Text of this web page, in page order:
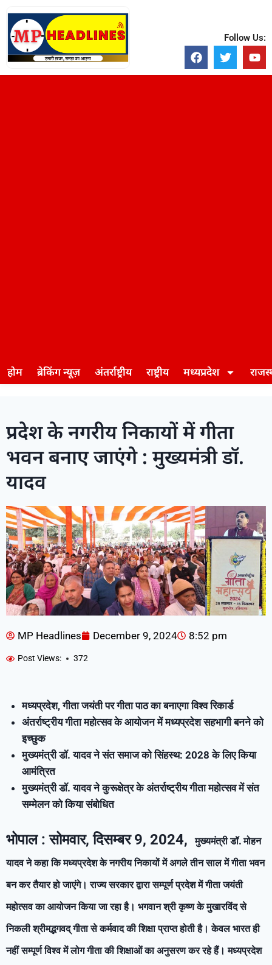
Follow Us:
होम ब्रेकिंग न्यूज़ अंतर्राष्ट्रीय राष्ट्रीय मध्यप्रदेश
प्रदेश के नगरीय निकायों में गीता
भवन बनाए जाएंगे : मुख्यमंत्री डॉ.
यादव
MP Headlines December 9, 2024 8:52 pm
Post Views: 372
मध्यप्रदेश, गीता जयंती पर गीता पाठ का बनाएगा विश्व रिकार्ड
अंतर्राष्ट्रीय गीता महोत्सव के आयोजन में मध्यप्रदेश सहभागी बनने को
इच्छुक
मुख्यमंत्री डॉ. यादव ने संत समाज को सिंहस्थ: 2028 के लिए किया
आमंत्रित
मुख्यमंत्री डॉ. यादव ने कुरूक्षेत्र के अंतर्राष्ट्रीय गीता महोत्सव में संत
सम्मेलन को किया संबोधित
भोपाल : सोमवार, दिसम्बर 9, 2024,मुख्यमंत्री डॉ. मोहन
यादव ने कहा कि मध्यप्रदेश के नगरीय निकायों में अगले तीन साल में गीता भवन
बन कर तैयार हो जाएंगे। राज्य सरकार द्वारा सम्पूर्ण प्रदेश में गीता जयंती
महोत्सव का आयोजन किया जा रहा है। भगवान श्री कृष्ण के मुखारविंद से
निकली श्रीमद्भगवद् गीता से कर्मवाद की शिक्षा प्राप्त होती है। केवल भारत ही
नहीं सम्पूर्ण विश्व में लोग गीता की शिक्षाओं का अनुसरण कर रहे हैं। मध्यप्रदेश